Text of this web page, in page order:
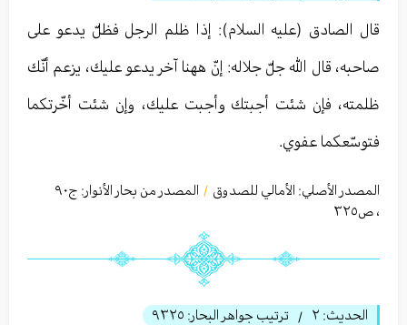
قال الصادق (عليه السلام): إذا ظلم الرجل فظلّ يدعو على
صاحبه، قال الله جلّ جلاله: إنّ ههنا آخر يدعو عليك، يزعم أنّك
ظلمته، فإن شئت أجبتك وأجبت عليك، وإن شئت أخّرتكما
فتوسّعكما عفوي.
المصدر الأصلي: الأمالي للصدوق / المصدر من بحار الأنوار: ج٩٠
، ص٣٢٥
الحديث: ٢ / ترتيب جواهر البحار: ٩٣٢٥